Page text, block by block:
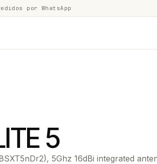
por WhatsApp
5
5Ghz 16dBi integrated